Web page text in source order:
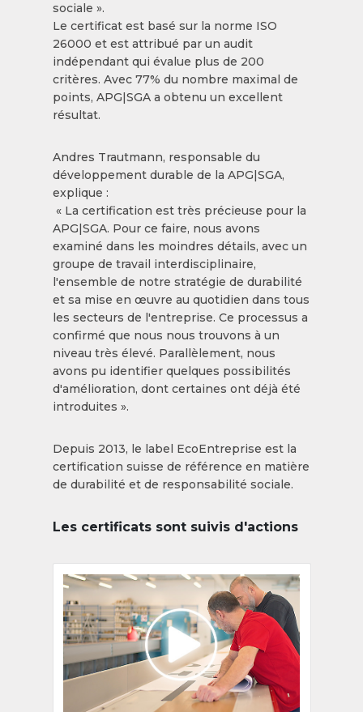
sociale ».
Le certificat est basé sur la norme ISO
26000 et est attribué par un audit
indépendant qui évalue plus de 200
critères. Avec 77% du nombre maximal de
points, APG|SGA a obtenu un excellent
résultat.
Andres Trautmann, responsable du
développement durable de la APG|SGA,
explique :
« La certification est très précieuse pour la
APG|SGA. Pour ce faire, nous avons
examiné dans les moindres détails, avec un
groupe de travail interdisciplinaire,
l'ensemble de notre stratégie de durabilité
et sa mise en œuvre au quotidien dans tous
les secteurs de l'entreprise. Ce processus a
confirmé que nous nous trouvons à un
niveau très élevé. Parallèlement, nous
avons pu identifier quelques possibilités
d'amélioration, dont certaines ont déjà été
introduites ».
Depuis 2013, le label EcoEntreprise est la
certification suisse de référence en matière
de durabilité et de responsabilité sociale.
Les certificats sont suivis d'actions